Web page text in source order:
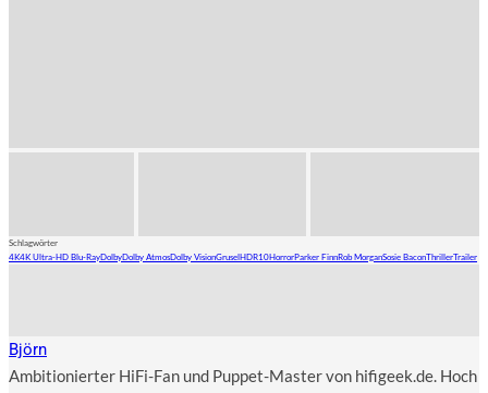
Schlagwörter
4K4K Ultra-HD Blu-RayDolbyDolby AtmosDolby VisionGruselHDR10HorrorParker FinnRob MorganSosie BaconThrillerTrailer
Björn
Ambitionierter HiFi-Fan und Puppet-Master von hifigeek.de. Hoch